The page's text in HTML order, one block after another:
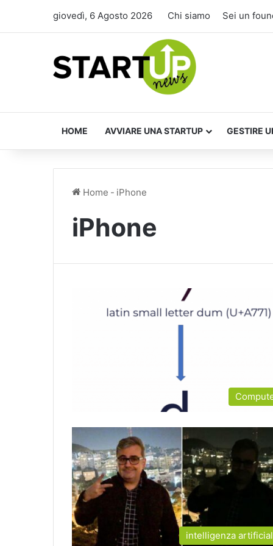
giovedì, 6 Agosto 2026 Chi siamo Sei un
HOME AVVIARE UNA STARTUP GESTIRE
Home - iPhone
iPhone
intelligenza